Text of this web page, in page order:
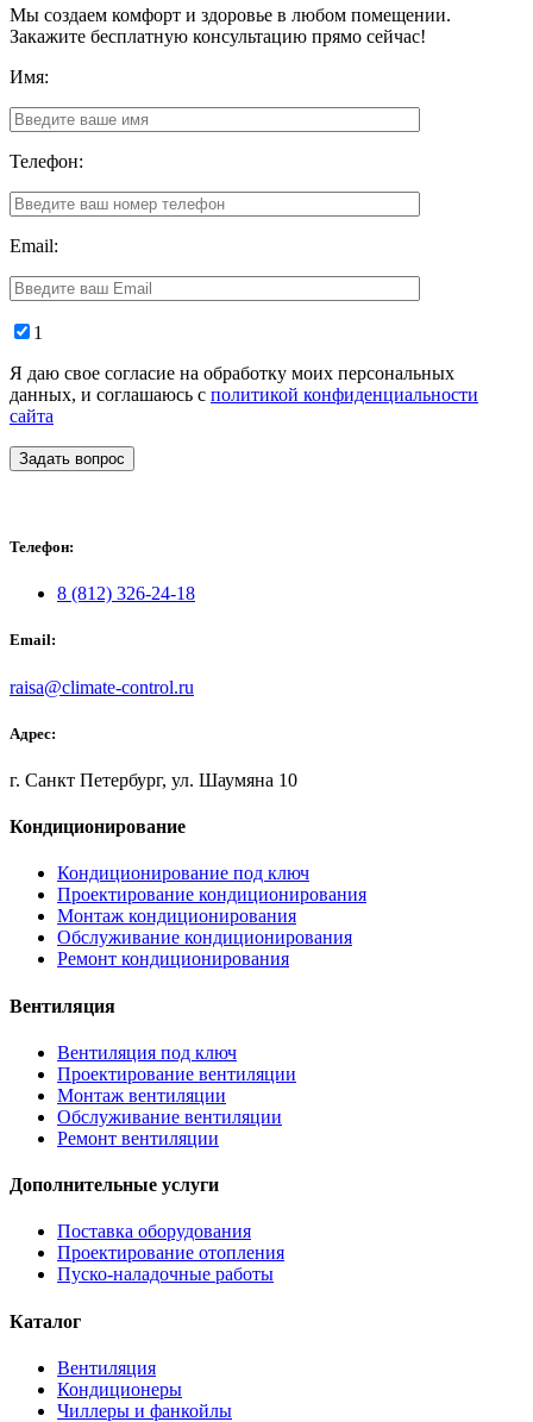
Мы создаем комфорт и здоровье в любом помещении.
Закажите бесплатную консультацию прямо сейчас!
Имя:
Телефон:
Email:
1
Я даю свое согласие на обработку моих персональных
данных, и соглашаюсь с политикой конфиденциальности
сайта
Задать вопрос
Телефон:
8 (812) 326-24-18
Email:
raisa@climate-control.ru
Адрес:
г. Санкт Петербург, ул. Шаумяна 10
Кондиционирование
Кондиционирование под ключ
Проектирование кондиционирования
Монтаж кондиционирования
Обслуживание кондиционирования
Ремонт кондиционирования
Вентиляция
Вентиляция под ключ
Проектирование вентиляции
Монтаж вентиляции
Обслуживание вентиляции
Ремонт вентиляции
Дополнительные услуги
Поставка оборудования
Проектирование отопления
Пуско-наладочные работы
Каталог
Вентиляция
Кондиционеры
Чиллеры и фанкойлы